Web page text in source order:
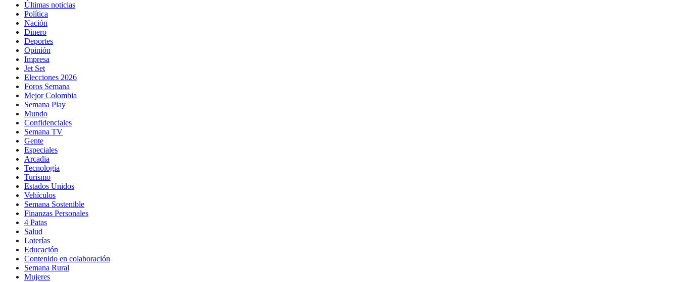
Últimas noticias
Política
Nación
Dinero
Deportes
Opinión
Impresa
Jet Set
Elecciones 2026
Foros Semana
Mejor Colombia
Semana Play
Mundo
Confidenciales
Semana TV
Gente
Especiales
Arcadia
Tecnología
Turismo
Estados Unidos
Vehículos
Semana Sostenible
Finanzas Personales
4 Patas
Salud
Loterías
Educación
Contenido en colaboración
Semana Rural
Mujeres